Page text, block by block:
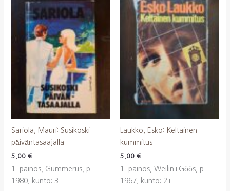
Sariola, Mauri: Susikoski
päiväntasaajalla
5,00 €
1. painos, Gummerus, p.
1980, kunto: 3
Laukko, Esko: Keltainen
kummitus
5,00 €
1. painos, Weilin+Göös, p.
1967, kunto: 2+